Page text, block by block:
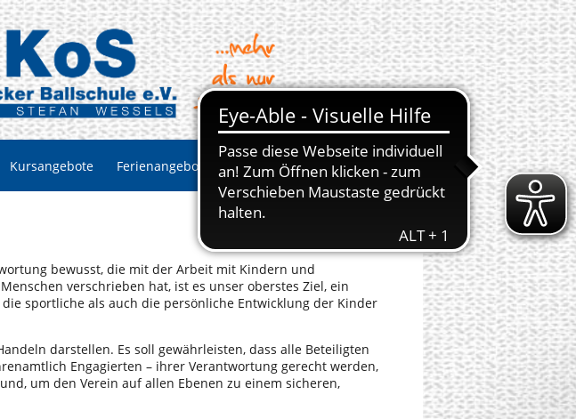
Kursangebote Ferienangebote Impressionen
bewusst, die mit der Arbeit mit Kindern und
verschrieben hat, ist es unser oberstes Ziel, ein
sportliche als auch die persönliche Entwicklung der Kinder
darstellen. Es soll gewährleisten, dass alle Beteiligten
Engagierten – ihrer Verantwortung gerecht werden,
um den Verein auf allen Ebenen zu einem sicheren,